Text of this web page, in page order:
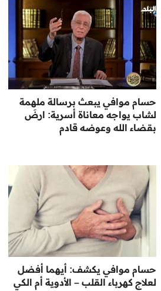
حسام موافي يبعث برسالة ملهمة
لشاب يواجه معاناة أسرية: ارضَ
بقضاء الله وعوضه قادم
حسام موافي يكشف: أيهما أفضل
لعلاج كهرباء القلب – الأدوية أم الكي